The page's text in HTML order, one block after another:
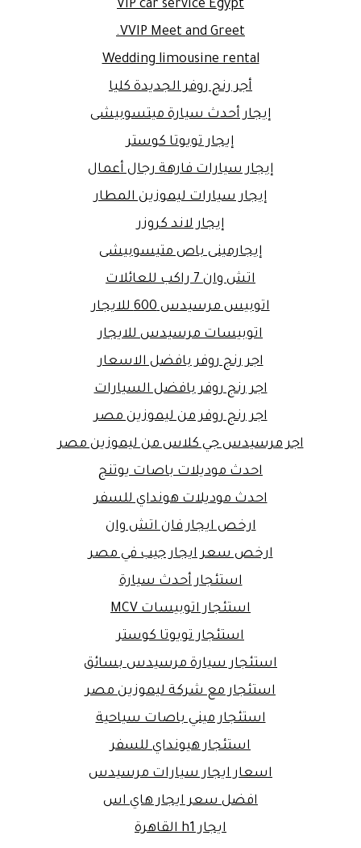
VIP car service Egypt
VVIP Meet and Greet.
Wedding limousine rental
أجر رنج روفر الجديدة كليا
إيجار أحدث سيارة ميتسوبيشى
إيجار تويوتا كوستر
إيجار سيارات فارهة رجال أعمال
إيجار سيارات ليموزين المطار
إيجار لاند كروزر
إيجارمينى باص متيسوبيشى
اتش وان 7 راكب للعائلات
اتوبيس مرسيدس 600 للايجار
اتوبيسات مرسيدس للايجار
اجر رنج روفر بافضل الاسعار
اجر رنج روفر بافضل السيارات
اجر رنج روفر من ليموزين مصر
اجر مرسيدس جي كلاس من ليموزين مصر
احدث موديلات باصات يوتنج
احدث موديلات هونداي للسفر
ارخص ايجار فان اتش وان
ارخص سعر ايجار جيب في مصر
استئجار أحدث سيارة
استئجار اتوبيسات MCV
استئجار تويوتا كوستر
استئجار سيارة مرسيدس بسائق
استئجار مع شركة ليموزين مصر
استئجار ميني باصات سياحية
استئجار هيونداي للسفر
اسعار ايجار سيارات مرسيدس
افضل سعر ايجار هاي اس
ايجار h1 القاهرة